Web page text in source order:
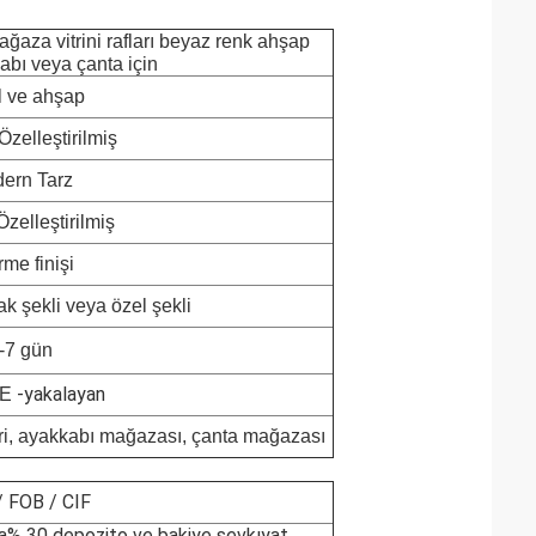
vitrini rafları beyaz renk ahşap
veya çanta için
ve ahşap
Tarz
finişi
şekli veya özel şekli
7 gün
-yakalayan
ayakkabı mağazası, çanta mağazası
FOB / CIF